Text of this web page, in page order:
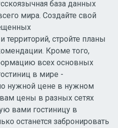
база данных
мира. Создайте свой
территорий, стройте планы
Кроме того,
всех основных
в мире -
нужной цене в нужном
цены в разных сетях
вами гостиницу в
останется забронировать